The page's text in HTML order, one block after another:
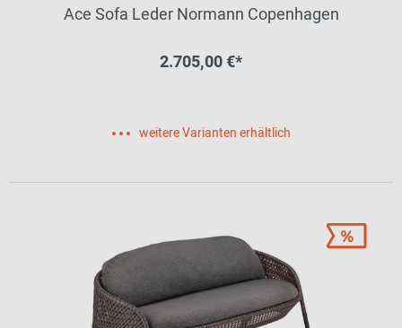
Ace Sofa Leder Normann Copenhagen
2.705,00 €*
weitere Varianten erhältlich